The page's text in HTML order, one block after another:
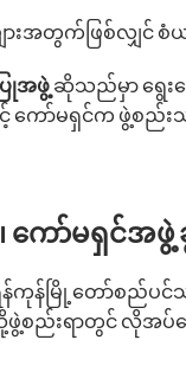
ားအတွက်ဖြစ်လျှင် စံ
အဖွဲ့ ဆိုသည်မှာ ရွေး
ကော်မရှင်က ဖွဲ့စ
ကော်မရှင်အဖွဲ့
ကုန်မြို့တော်‌စည်ပင်သ
စည်းရာတွင် လိုအပ်သ